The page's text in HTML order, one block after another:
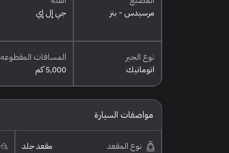
مرسيدس - بنز
جي إل إي
نوع الجير
اتوماتيك
المسافات المقطوعه
5,000 كم
مواصفات السيارة
نوع المقعد مقعد جلد